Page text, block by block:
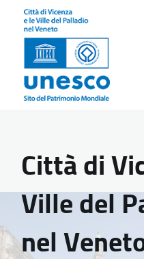
Città di
Ville del
nel